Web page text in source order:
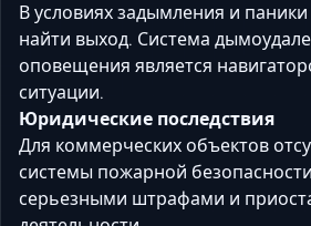
В условиях задымления и
найти выход. Система
оповещения является
ситуации.
Юридические последствия
Для коммерческих объектов
системы пожарной
серьезными штрафами и